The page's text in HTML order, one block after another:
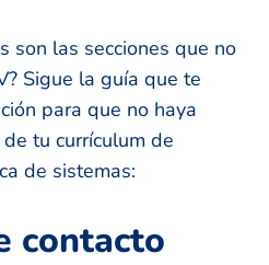
son las secciones que no
Sigue la guía que te
para que no haya
tu currículum de
de sistemas:
contacto